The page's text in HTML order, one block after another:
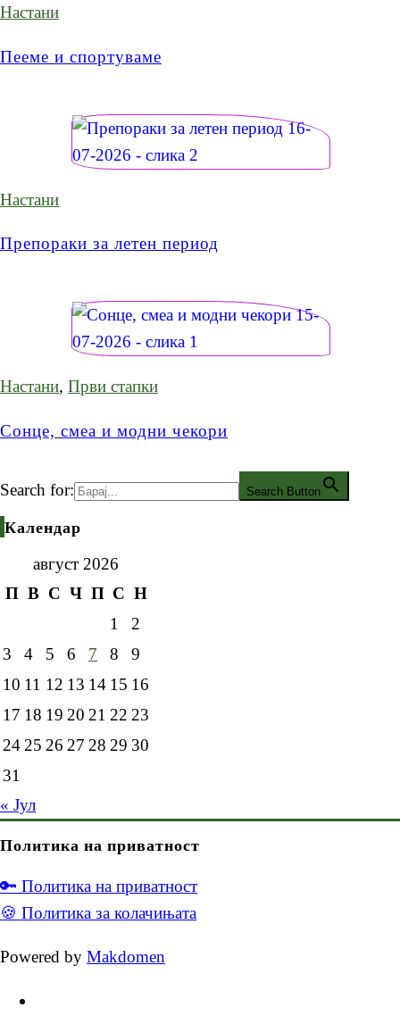
Настани
Пееме и спортуваме
Настани
Препораки за летен период
Настани, Први стапки
Сонце, смеа и модни чекори
Search for: Search Button
Календар
август 2026
П В С Ч П С Н
1
2
3
4 5 6 7 8
9
10 11 12 13 14 15 16
17 18 19 20 21 22 23
24 25 26 27 28 29 30
31
« Јул
Политика на приватност
🔑 Политика на приватност
🍪 Политика за колачињата
Powered by Makdomen